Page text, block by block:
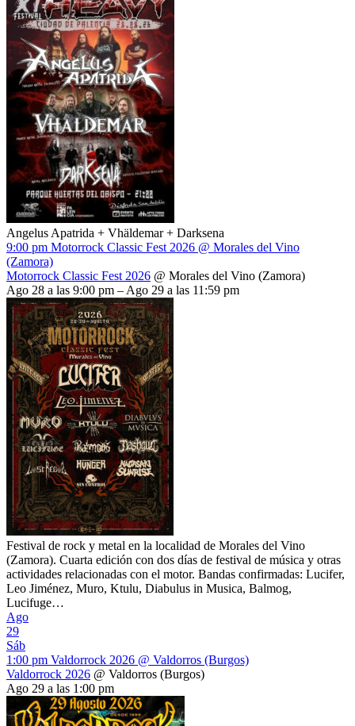
Angelus Apatrida + Vhäldemar + Darksena
9:00 pm Motorrock Classic Fest 2026 @ Morales del Vino
(Zamora)
Motorrock Classic Fest 2026 @ Morales del Vino (Zamora)
Ago 28 a las 9:00 pm – Ago 29 a las 11:59 pm
Festival de rock y metal en la localidad de Morales del Vino
(Zamora). Cuarta edición con dos días de festival de música y otras
actividades relacionadas con el motor. Bandas confirmadas: Lucifer,
Leo Jiménez, Muro, Ktulu, Diabulus in Musica, Balmog,
Lucifuge…
Ago
29
Sáb
1:00 pm Valdorrock 2026 @ Valdorros (Burgos)
Valdorrock 2026 @ Valdorros (Burgos)
Ago 29 a las 1:00 pm